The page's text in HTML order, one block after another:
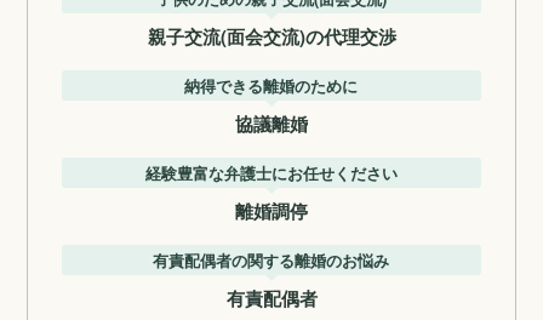
親子交流(面会交流)の代理交渉
納得できる離婚のために
協議離婚
経験豊富な弁護士にお任せください
離婚調停
有責配偶者の関する離婚のお悩み
有責配偶者